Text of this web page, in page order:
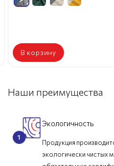
В корзину
Наши преимущества
Экологичность
Продукция
экологически чистых